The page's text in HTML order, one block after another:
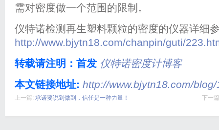
需对密度做一个范围的限制。
仪特诺检测再生塑料颗粒的密度的仪器详细
http://www.bjytn18.com/chanpin/guti/
转载请注明：首发 仪特诺密度计博客
本文链接地址: http://www.bjytn18.com/
上一篇: 承诺要说到做到，信任是一种力量！ 下一